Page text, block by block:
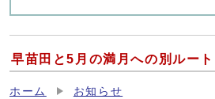
早苗田と5月の満月への別ルート
ホーム お知らせ